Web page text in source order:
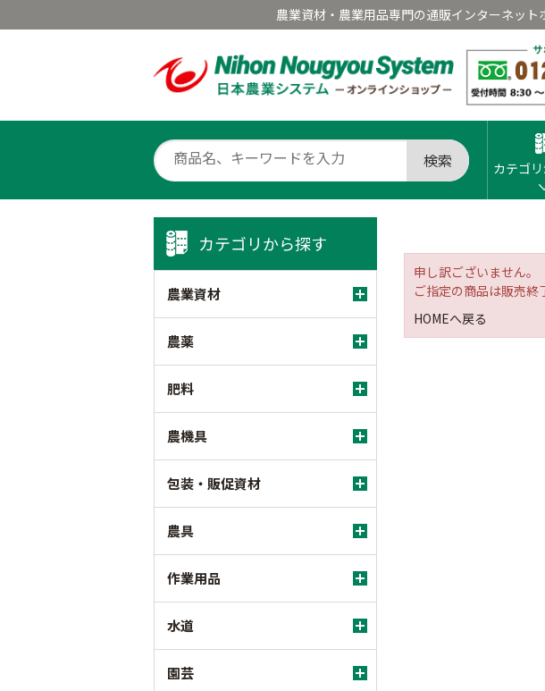
農業資材・農業用品専門の通販インターネット
検索 カテゴ
カテゴリから探す
農業資材
農薬
肥料
農機具
包装・販促資材
農具
作業用品
水道
園芸
申し訳ございません。
ご指定の商品は販売終
HOMEへ戻る